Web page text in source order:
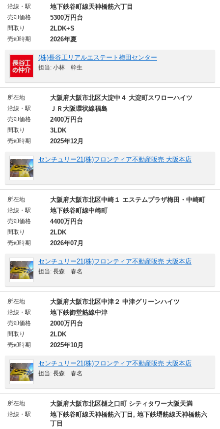
沿線・駅 地下鉄谷町線天神橋筋六丁目
売却価格 5300万円台
間取り 2LDK+S
売却時期 2026年夏
(株)長谷工リアルエステート梅田センター
担当: 小林 幹生
所在地 大阪府大阪市北区大淀中４ 大淀町スワローハイツ
沿線・駅 ＪＲ大阪環状線福島
売却価格 2400万円台
間取り 3LDK
売却時期 2025年12月
センチュリー21(株)フロンティア不動産販売 大阪本店
所在地 大阪府大阪市北区中崎１ エステムプラザ梅田・中崎町
沿線・駅 地下鉄谷町線中崎町
売却価格 4400万円台
間取り 2LDK
売却時期 2026年07月
センチュリー21(株)フロンティア不動産販売 大阪本店
担当: 長森 春名
所在地 大阪府大阪市北区中津２ 中津グリーンハイツ
沿線・駅 地下鉄御堂筋線中津
売却価格 2000万円台
間取り 2LDK
売却時期 2025年10月
センチュリー21(株)フロンティア不動産販売 大阪本店
担当: 長森 春名
所在地 大阪府大阪市北区樋之口町 シティタワー大阪天満
沿線・駅
地下鉄谷町線天神橋筋六丁目, 地下鉄堺筋線天神橋筋六
丁目